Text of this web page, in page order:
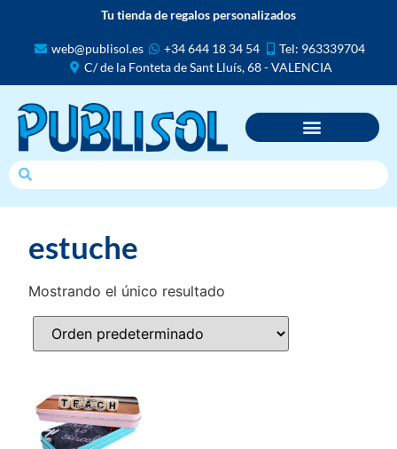
Tu tienda de regalos personalizados
web@publisol.es +34 644 18 34 54
Tel: 963339704
C/ de la Fonteta de Sant Lluís, 68 - VALENCIA
estuche
Mostrando el único resultado